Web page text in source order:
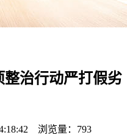
治行动严打假劣
浏览量： 793